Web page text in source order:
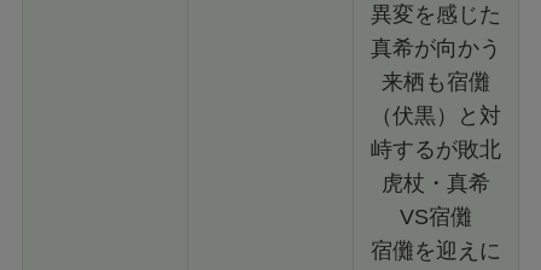
異変を感じた
真希が向かう
来栖も宿儺
（伏黒）と対
峙するが敗北
虎杖・真希
VS宿儺
宿儺を迎えに